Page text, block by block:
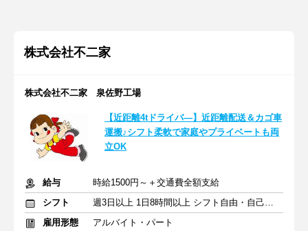
株式会社不二家
株式会社不二家 泉佐野工場
【近距離4tドライバ―】近距離配送＆カゴ車
運搬♪シフト柔軟で家庭やプライベートも両
立OK
給与
時給1500円～＋交通費全額支給
シフト
週3日以上 1日8時間以上 シフト自由・自己申告
雇用形態
アルバイト・パート